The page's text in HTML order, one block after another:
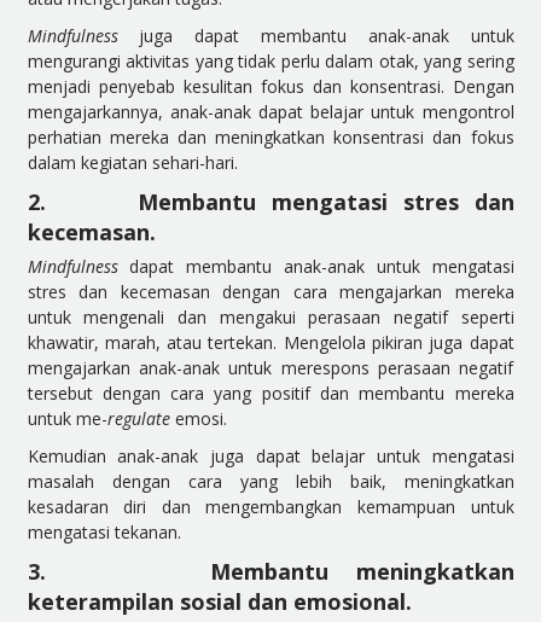
Mindfulnessjuga dapat membantu anak-anak untuk
mengurangi aktivitas yang tidak perlu dalam otak, yang sering
menjadi penyebab kesulitan fokus dan konsentrasi. Dengan
mengajarkannya, anak-anak dapat belajar untuk mengontrol
perhatian mereka dan meningkatkan konsentrasi dan fokus
dalam kegiatan sehari-hari.
2.
Membantu mengatasi stres dan
kecemasan.
Mindfulnessdapat membantu anak-anak untuk mengatasi
stres dan kecemasan dengan cara mengajarkan mereka
untuk mengenali dan mengakui perasaan negatif seperti
khawatir, marah, atau tertekan. Mengelola pikiran juga dapat
mengajarkan anak-anak untuk merespons perasaan negatif
tersebut dengan cara yang positif dan membantu mereka
untuk me-regulateemosi.
Kemudian anak-anak juga dapat belajar untuk mengatasi
masalah dengan cara yang lebih baik, meningkatkan
kesadaran diri dan mengembangkan kemampuan untuk
mengatasi tekanan.
3.
Membantu meningkatkan
keterampilan sosial dan emosional.